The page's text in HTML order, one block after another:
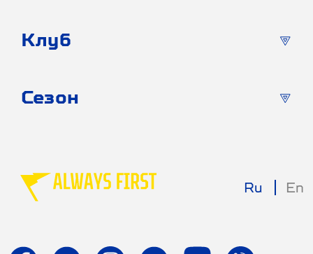
Ru En
Клуб
Сезон